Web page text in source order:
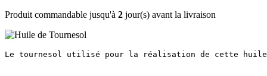
Produit commandable jusqu'à 2 jour(s) avant la livraison
Le tournesol utilisé pour la réalisation de cette huile